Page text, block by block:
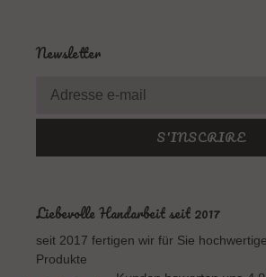
Newsletter
S'INSCRIRE
Liebevolle Handarbeit seit 2017
seit 2017 fertigen wir für Sie
Produkte